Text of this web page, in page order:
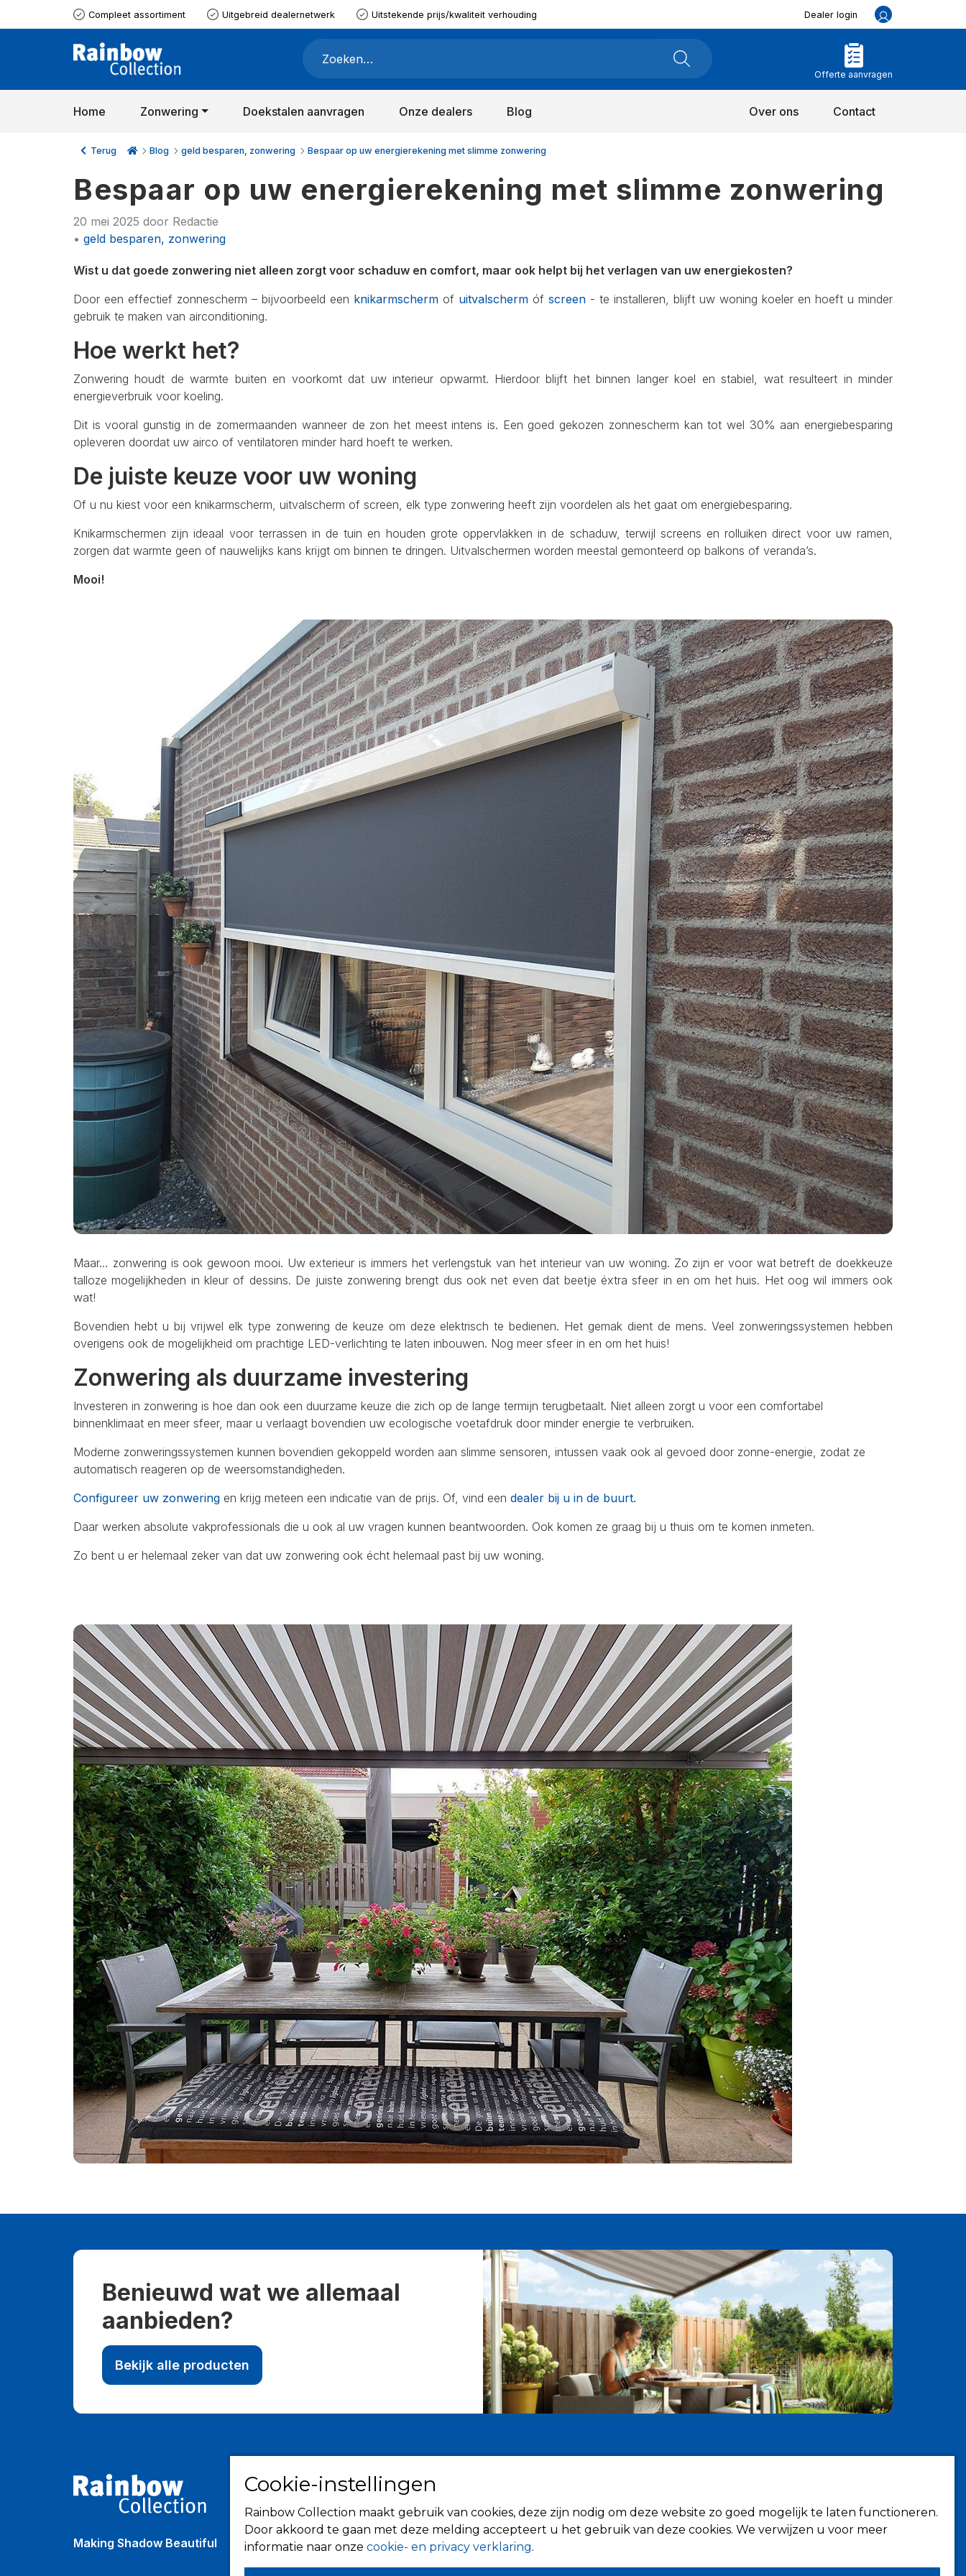
Compleet assortiment Uitgebreid dealernetwerk Uitstekende prijs/kwaliteit verhouding Dealer login
Offerte aanvragen
Home Zonwering Doekstalen aanvragen Onze dealers Blog Over ons Contact
Terug Blog geld besparen, zonwering Bespaar op uw energierekening met slimme zonwering
Bespaar op uw energierekening met slimme zonwering
20 mei 2025 door Redactie
• geld besparen, zonwering
Wist u dat goede zonwering niet alleen zorgt voor schaduw en comfort, maar ook helpt bij het verlagen van uw energiekosten?
Door een effectief zonnescherm – bijvoorbeeld een knikarmscherm of uitvalscherm óf screen - te installeren, blijft uw woning koeler en hoeft u minder
gebruik te maken van airconditioning.
Hoe werkt het?
Zonwering houdt de warmte buiten en voorkomt dat uw interieur opwarmt. Hierdoor blijft het binnen langer koel en stabiel, wat resulteert in minder
energieverbruik voor koeling.
Dit is vooral gunstig in de zomermaanden wanneer de zon het meest intens is. Een goed gekozen zonnescherm kan tot wel 30% aan energiebesparing
opleveren doordat uw airco of ventilatoren minder hard hoeft te werken.
De juiste keuze voor uw woning
Of u nu kiest voor een knikarmscherm, uitvalscherm of screen, elk type zonwering heeft zijn voordelen als het gaat om energiebesparing.
Knikarmschermen zijn ideaal voor terrassen in de tuin en houden grote oppervlakken in de schaduw, terwijl screens en rolluiken direct voor uw ramen,
zorgen dat warmte geen of nauwelijks kans krijgt om binnen te dringen. Uitvalschermen worden meestal gemonteerd op balkons of veranda’s.
Mooi!
Maar… zonwering is ook gewoon mooi. Uw exterieur is immers het verlengstuk van het interieur van uw woning. Zo zijn er voor wat betreft de doekkeuze
talloze mogelijkheden in kleur of dessins. De juiste zonwering brengt dus ook net even dat beetje éxtra sfeer in en om het huis. Het oog wil immers ook
wat!
Bovendien hebt u bij vrijwel elk type zonwering de keuze om deze elektrisch te bedienen. Het gemak dient de mens. Veel zonweringssystemen hebben
overigens ook de mogelijkheid om prachtige LED-verlichting te laten inbouwen. Nog meer sfeer in en om het huis!
Zonwering als duurzame investering
Investeren in zonwering is hoe dan ook een duurzame keuze die zich op de lange termijn terugbetaalt. Niet alleen zorgt u voor een comfortabel
binnenklimaat en meer sfeer, maar u verlaagt bovendien uw ecologische voetafdruk door minder energie te verbruiken.
Moderne zonweringssystemen kunnen bovendien gekoppeld worden aan slimme sensoren, intussen vaak ook al gevoed door zonne-energie, zodat ze
automatisch reageren op de weersomstandigheden.
Configureer uw zonwering en krijg meteen een indicatie van de prijs. Of, vind een dealer bij u in de buurt.
Daar werken absolute vakprofessionals die u ook al uw vragen kunnen beantwoorden. Ook komen ze graag bij u thuis om te komen inmeten.
Zo bent u er helemaal zeker van dat uw zonwering ook écht helemaal past bij uw woning.
Benieuwd wat we allemaal
aanbieden?
Bekijk alle producten
Making Shadow Beautiful
Over ons
Tips
Verkooppunten
Uitvalschermen
Rolluiken
Volg ons op
Cookie-instellingen
Rainbow Collection maakt gebruik van cookies, deze zijn nodig om deze website zo goed mogelijk te laten functioneren.
Door akkoord te gaan met deze melding accepteert u het gebruik van deze cookies. We verwijzen u voor meer
informatie naar onze cookie- en privacy verklaring.